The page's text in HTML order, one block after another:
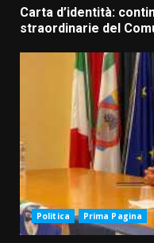
Carta d’identità:
straordinarie del
Politica Prima Pagina